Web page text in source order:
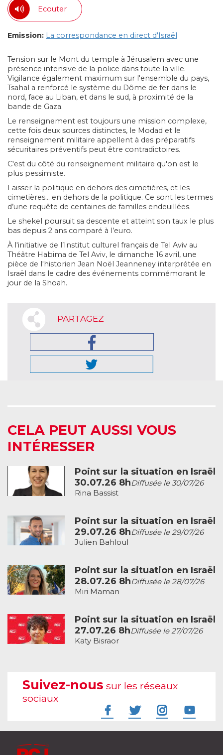
Ecouter
Emission: La correspondance en direct d'Israël
Tension sur le Mont du temple à Jérusalem avec une
présence intensive de la police dans toute la ville.
Vigilance également maximum sur l'ensemble du pays,
Tsahal a renforcé le système du Dôme de fer dans le
nord, face au Liban, et dans le sud, à proximité de la
bande de Gaza.
Le renseignement est toujours une mission complexe,
cette fois deux sources distinctes, le Modad et le
renseignement militaire appellent à des préparatifs
sécuritaires préventifs peut être contradictoires.
C'est du côté du renseignement militaire qu'on est le
plus pessimiste.
Laisser la politique en dehors des cimetières, et les
cimetières… en dehors de la politique. Ce sont les termes
d’une requête de centaines de familles endeuillées.
Le shekel poursuit sa descente et atteint son taux le plus
bas depuis 2 ans comparé à l’euro.
À l'initiative de l’Institut culturel français de Tel Aviv au
Théâtre Habima de Tel Aviv, le dimanche 16 avril, une
pièce de l'historien Jean Noël Jeanneney interprétée en
Israël dans le cadre des événements commémorant le
jour de la Shoah.
PARTAGEZ
CELA PEUT AUSSI VOUS
INTÉRESSER
Point sur la situation en Israël
30.07.26 8hDiffusée le 30/07/26
Rina Bassist
Point sur la situation en Israël
29.07.26 8hDiffusée le 29/07/26
Julien Bahloul
Point sur la situation en Israël
28.07.26 8hDiffusée le 28/07/26
Miri Maman
Point sur la situation en Israël
27.07.26 8hDiffusée le 27/07/26
Katy Bisraor
Suivez-nous sur les réseaux
sociaux